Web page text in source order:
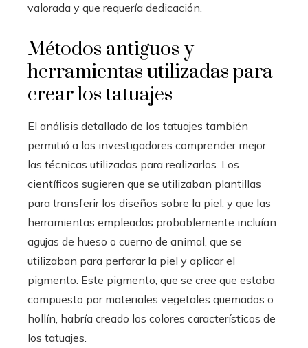
valorada y que requería dedicación.
Métodos antiguos y
herramientas utilizadas para
crear los tatuajes
El análisis detallado de los tatuajes también
permitió a los investigadores comprender mejor
las técnicas utilizadas para realizarlos. Los
científicos sugieren que se utilizaban plantillas
para transferir los diseños sobre la piel, y que las
herramientas empleadas probablemente incluían
agujas de hueso o cuerno de animal, que se
utilizaban para perforar la piel y aplicar el
pigmento. Este pigmento, que se cree que estaba
compuesto por materiales vegetales quemados o
hollín, habría creado los colores característicos de
los tatuajes.